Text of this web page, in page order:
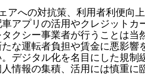
への対抗策、利用者利便向
車アプリの活用やクレジットカ
クシー事業者が行うことは当
な運転者負担や賃金に悪影響
デジタル化を名目にした規制
情報の集積、活用には慎重に